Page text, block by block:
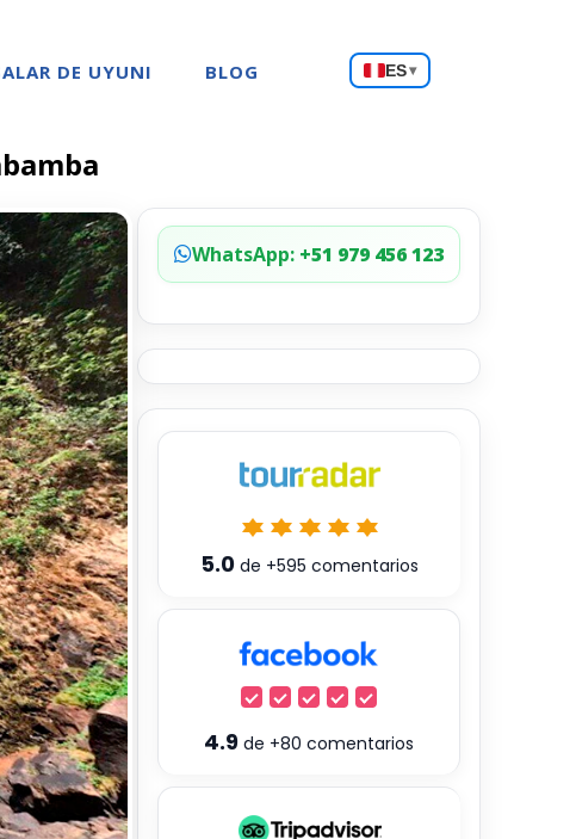
DE UYUNI BLOG
Choose
a
ES▾
WhatsApp: +51 979 456 123
5.0 de +595 comentarios
4.9 de +80 comentarios